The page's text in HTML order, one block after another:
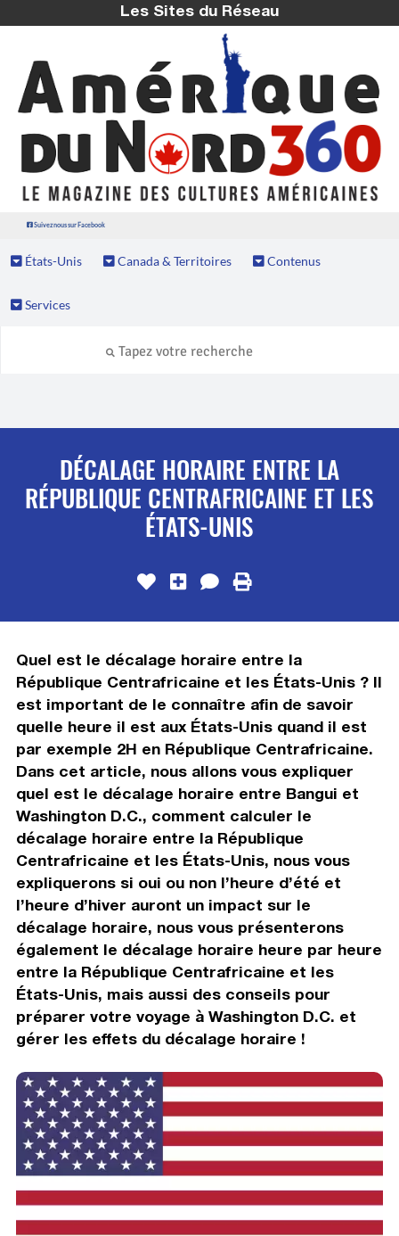
Les Sites du Réseau
Suivez nous sur Facebook
États-Unis Canada & Territoires Contenus
Services
DÉCALAGE HORAIRE ENTRE LA
RÉPUBLIQUE CENTRAFRICAINE ET LES
ÉTATS-UNIS
Quel est le décalage horaire entre la
République Centrafricaine et les États-Unis ? Il
est important de le connaître afin de savoir
quelle heure il est aux États-Unis quand il est
par exemple 2H en République Centrafricaine.
Dans cet article, nous allons vous expliquer
quel est le décalage horaire entre Bangui et
Washington D.C., comment calculer le
décalage horaire entre la République
Centrafricaine et les États-Unis, nous vous
expliquerons si oui ou non l’heure d’été et
l’heure d’hiver auront un impact sur le
décalage horaire, nous vous présenterons
également le décalage horaire heure par heure
entre la République Centrafricaine et les
États-Unis, mais aussi des conseils pour
préparer votre voyage à Washington D.C. et
gérer les effets du décalage horaire !